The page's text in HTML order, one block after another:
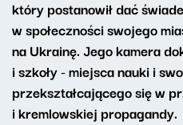
który postanowił dać
w społeczności swojego
na Ukrainę. Jego kamera
i szkoły - miejsca nauki i
przekształcającego się w
i kremlowskiej propagandy.